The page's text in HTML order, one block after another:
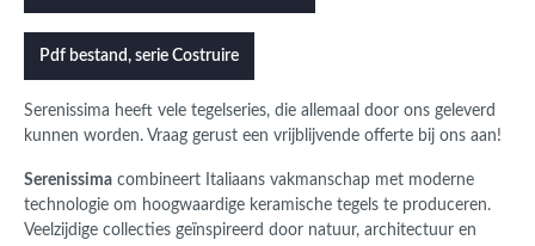
Pdf bestand, serie Costruire
Serenissima heeft vele tegelseries, die allemaal door ons geleverd
kunnen worden. Vraag gerust een vrijblijvende offerte bij ons aan!
Serenissima combineert Italiaans vakmanschap met moderne
technologie om hoogwaardige keramische tegels te produceren.
Veelzijdige collecties geïnspireerd door natuur, architectuur en